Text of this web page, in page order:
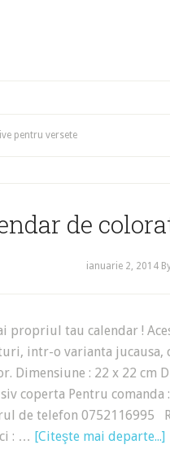
pentru versete
de
ianuarie 2, 2014
propriul tau calendar !
intr-o varianta jucausa,
Dimensiune : 22 x 22 cm
coperta Pentru
de telefon 0752116995
: … [Citeşte mai departe...]